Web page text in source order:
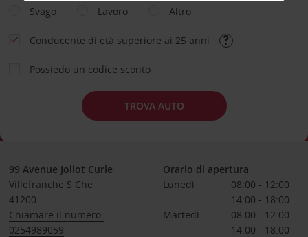
Svago
Lavoro Altro
Conducente di età superiore ai 25 anni
Possiedo un codice sconto
TROVA AUTO
99 Avenue Joliot Curie
Villefranche S Che
41200
Chiamare il numero:
0254989059
Orario di apertura
Lunedì
08:00 - 12:00
14:00 - 18:00
Martedì
08:00 - 12:00
14:00 - 18:00